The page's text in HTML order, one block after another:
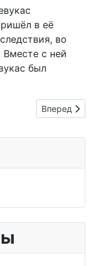
в её
во
с ней
был
Следующий:
Вперед